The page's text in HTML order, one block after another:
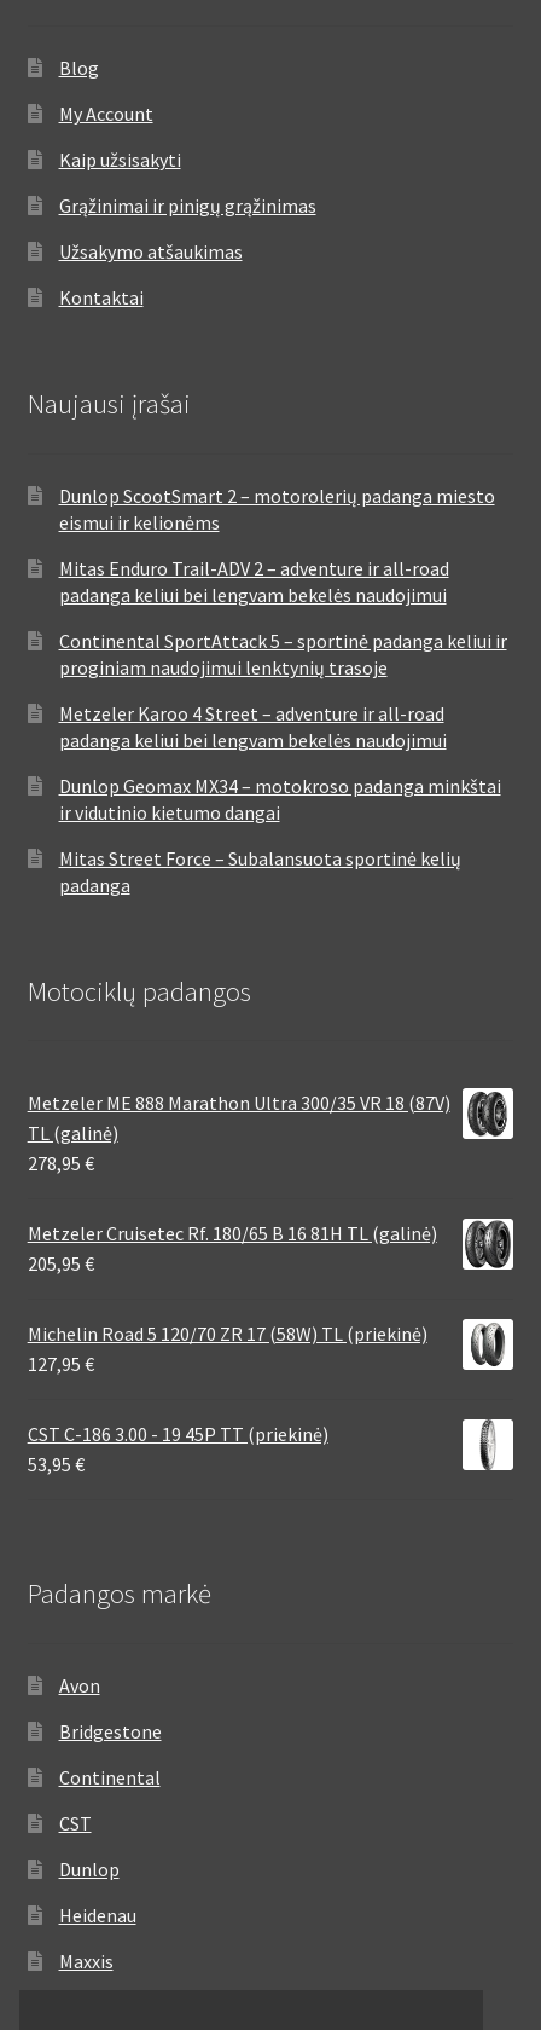
Blog
My Account
Kaip užsisakyti
Grąžinimai ir pinigų grąžinimas
Užsakymo atšaukimas
Kontaktai
Naujausi įrašai
Dunlop ScootSmart 2 – motorolerių padanga miesto
eismui ir kelionėms
Mitas Enduro Trail-ADV 2 – adventure ir all-road
padanga keliui bei lengvam bekelės naudojimui
Continental SportAttack 5 – sportinė padanga keliui ir
proginiam naudojimui lenktynių trasoje
Metzeler Karoo 4 Street – adventure ir all-road
padanga keliui bei lengvam bekelės naudojimui
Dunlop Geomax MX34 – motokroso padanga minkštai
ir vidutinio kietumo dangai
Mitas Street Force – Subalansuota sportinė kelių
padanga
Motociklų padangos
Metzeler ME 888 Marathon Ultra 300/35 VR 18 (87V)
TL (galinė)
278,95 €
Metzeler Cruisetec Rf. 180/65 B 16 81H TL (galinė)
205,95 €
Michelin Road 5 120/70 ZR 17 (58W) TL (priekinė)
127,95 €
CST C-186 3.00 - 19 45P TT (priekinė)
53,95 €
Padangos markė
Avon
Bridgestone
Continental
CST
Dunlop
Heidenau
Maxxis